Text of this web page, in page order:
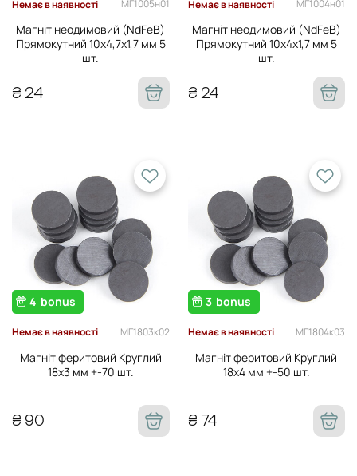
Немає в наявності МГ1005н01
Магніт неодимовий (NdFeB)
Прямокутний 10х4,7х1,7 мм 5
шт.
₴ 24
Немає в наявності МГ1004н01
Магніт неодимовий (NdFeB)
Прямокутний 10х4х1,7 мм 5
шт.
₴ 24
4 bonus
Немає в наявності МГ1803к02
Магніт феритовий Круглий
18х3 мм +-70 шт.
₴ 90
3 bonus
Немає в наявності МГ1804к03
Магніт феритовий Круглий
18х4 мм +-50 шт.
₴ 74